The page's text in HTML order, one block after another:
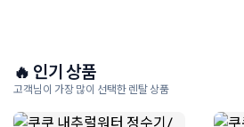
🔥 인기 상품
고객님이 가장 많이 선택한 렌탈 상품